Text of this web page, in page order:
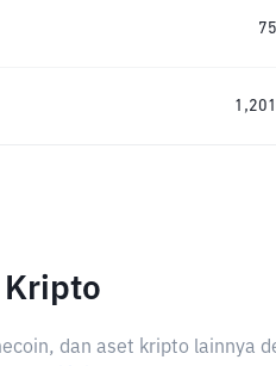
Kripto
dan aset kripto lainnya